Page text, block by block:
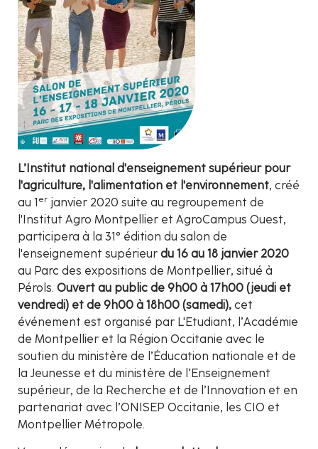
L’Institut national d'enseignement supérieur pour
l'agriculture, l'alimentation et l'environnement, créé
au 1 er janvier 2020 suite au regroupement de
l'Institut Agro Montpellier et AgroCampus Ouest,
participera à la 31° édition du salon de
l'enseignement supérieur du 16 au 18 janvier 2020
au Parc des expositions de Montpellier, situé à
Pérols. Ouvert au public de 9h00 à 17h00 (jeudi et
vendredi) et de 9h00 à 18h00 (samedi), cet
événement est organisé par L'Etudiant, l’Académie
de Montpellier et la Région Occitanie avec le
soutien du ministère de l’Éducation nationale et de
la Jeunesse et du ministère de l’Enseignement
supérieur, de la Recherche et de l’Innovation et en
partenariat avec l’ONISEP Occitanie, les CIO et
Montpellier Métropole.